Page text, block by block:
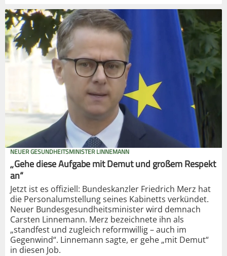
NEUER GESUNDHEITSMINISTER LINNEMANN
„Gehe diese Aufgabe mit Demut und großem Respekt
an“
Jetzt ist es offiziell: Bundeskanzler Friedrich Merz hat
die Personalumstellung seines Kabinetts verkündet.
Neuer Bundesgesundheitsminister wird demnach
Carsten Linnemann. Merz bezeichnete ihn als
„standfest und zugleich reformwillig – auch im
Gegenwind“. Linnemann sagte, er gehe „mit Demut“
in diesen Job.